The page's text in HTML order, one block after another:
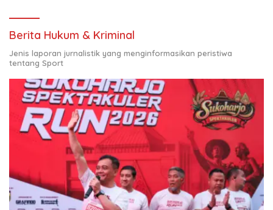
Berita Hukum & Kriminal
Jenis laporan jurnalistik yang menginformasikan peristiwa
tentang Sport